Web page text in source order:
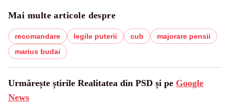
Mai multe articole despre
recomandare legile puterii cub
majorare pensii
marius budai
Urmărește știrile Realitatea din PSD și pe Google
News